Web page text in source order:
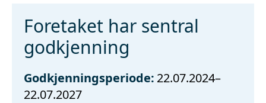
Foretaket har sentral
godkjenning
Godkjenningsperiode: 22.07.2024–
22.07.2027